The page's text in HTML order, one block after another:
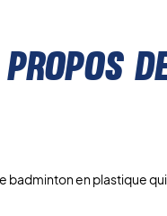
badminton en plastique